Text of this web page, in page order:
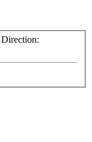
Direction: